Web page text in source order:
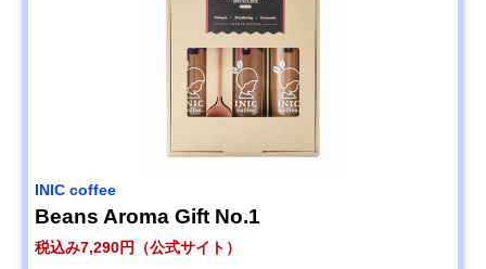
INIC coffee
Beans Aroma Gift No.1
税込み7,290円（公式サイト）